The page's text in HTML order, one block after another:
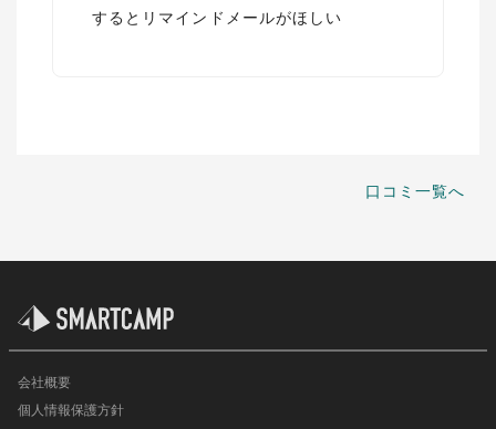
するとリマインドメールがほしい
口コミ一覧へ
会社概要
個人情報保護方針